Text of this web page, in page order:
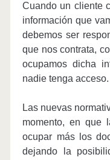
Cuando un cliente
información que
debemos ser
que nos contrata,
ocupamos dicha
nadie tenga acceso.
Las nuevas
momento, en que
ocupar más los
dejando la